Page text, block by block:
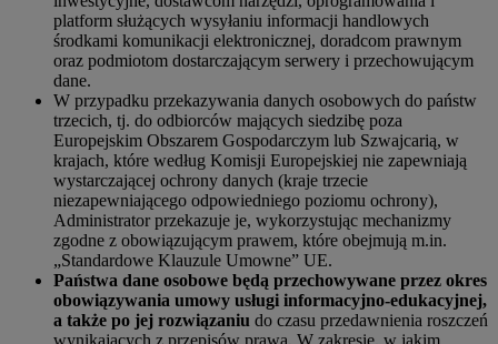
platform służących wysyłaniu informacji handlowych
środkami komunikacji elektronicznej, doradcom prawnym
oraz podmiotom dostarczającym serwery i przechowującym
dane.
W przypadku przekazywania danych osobowych do państw
trzecich, tj. do odbiorców mających siedzibę poza
Europejskim Obszarem Gospodarczym lub Szwajcarią, w
krajach, które według Komisji Europejskiej nie zapewniają
wystarczającej ochrony danych (kraje trzecie
niezapewniającego odpowiedniego poziomu ochrony),
Administrator przekazuje je, wykorzystując mechanizmy
zgodne z obowiązującym prawem, które obejmują m.in.
„Standardowe Klauzule Umowne” UE.
Państwa dane osobowe będą przechowywane przez okres
obowiązywania umowy usługi informacyjno-edukacyjnej,
a także po jej rozwiązaniu do czasu przedawnienia roszczeń